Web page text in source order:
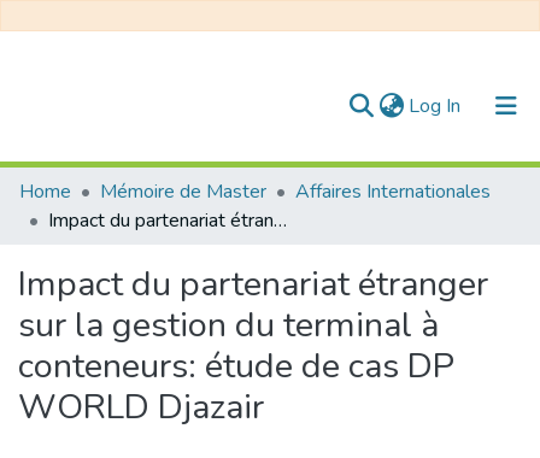
Log In (current)
Communities & Collections
All of DSpace
Statistics
Home Mémoire de Master
Affaires Internationales
Impact du partenariat étranger sur la gestion du terminal à conteneurs: étude de cas DP WORLD Djazair
Impact du partenariat étranger
sur la gestion du terminal à
conteneurs: étude de cas DP
WORLD Djazair